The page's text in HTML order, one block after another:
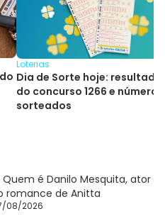
Loterias
Dia de Sorte hoje: resultado
do concurso 1266 e números
sorteados
é Danilo Mesquita, ator
romance de Anitta
08/2026